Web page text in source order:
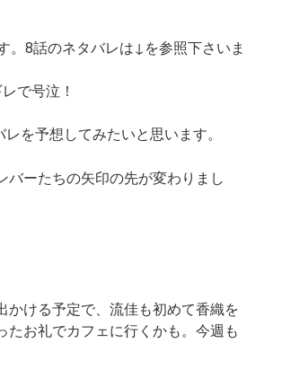
。8話のネタバレは↓を参照下さいま
で号泣！
レを予想 してみたいと思います。
バーたちの矢印の先が変わりまし
かける予定で、流佳も初めて香織を
お礼でカフェに行くかも。今週も